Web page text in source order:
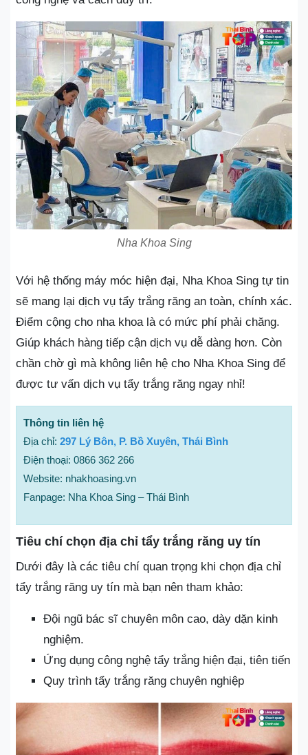
Nha Khoa Sing
Với hệ thống máy móc hiện đại, Nha Khoa Sing tự tin
sẽ mang lại dịch vụ tẩy trắng răng an toàn, chính xác.
Điểm cộng cho nha khoa là có mức phí phải chăng.
Giúp khách hàng tiếp cận dịch vụ dễ dàng hơn. Còn
chần chờ gì mà không liên hệ cho Nha Khoa Sing để
được tư vấn dịch vụ tẩy trắng răng ngay nhỉ!
Thông tin liên hệ
Địa chỉ: 297 Lý Bôn, P. Bồ Xuyên, Thái Bình
Điện thoại: 0866 362 266
Website: nhakhoasing.vn
Fanpage: Nha Khoa Sing – Thái Bình
Tiêu chí chọn địa chỉ tẩy trắng răng uy tín
Dưới đây là các tiêu chí quan trọng khi chọn địa chỉ
tẩy trắng răng uy tín mà bạn nên tham khảo:
Đội ngũ bác sĩ chuyên môn cao, dày dặn kinh
nghiệm.
Ứng dụng công nghệ tẩy trắng hiện đại, tiên tiến
Quy trình tẩy trắng răng chuyên nghiệp